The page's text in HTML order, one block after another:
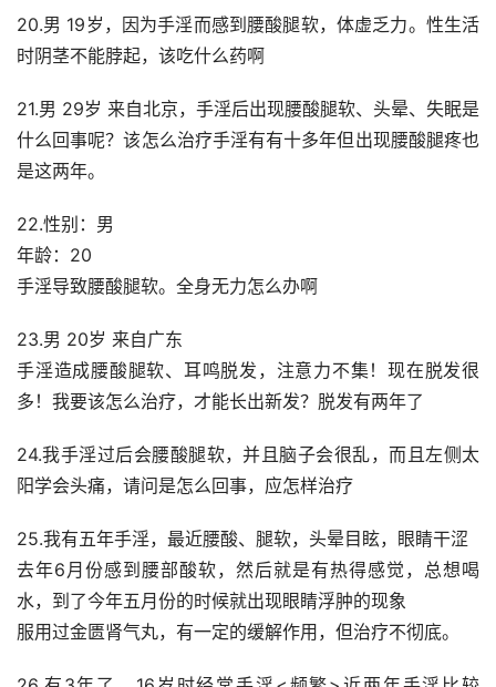
20.男 19岁，因为手淫而感到腰酸腿软，体虚乏力。性生活
时阴茎不能脖起，该吃什么药啊
21.男 29岁 来自北京，手淫后出现腰酸腿软、头晕、失眠是
什么回事呢？该怎么治疗手淫有有十多年但出现腰酸腿疼也
是这两年。
22.性别：男
年龄：20
手淫导致腰酸腿软。全身无力怎么办啊
23.男 20岁 来自广东
手淫造成腰酸腿软、耳鸣脱发，注意力不集！现在脱发很
多！我要该怎么治疗，才能长出新发？脱发有两年了
24.我手淫过后会腰酸腿软，并且脑子会很乱，而且左侧太
阳学会头痛，请问是怎么回事，应怎样治疗
25.我有五年手淫，最近腰酸、腿软，头晕目眩，眼睛干涩
去年6月份感到腰部酸软，然后就是有热得感觉，总想喝
水，到了今年五月份的时候就出现眼睛浮肿的现象
服用过金匮肾气丸，有一定的缓解作用，但治疗不彻底。